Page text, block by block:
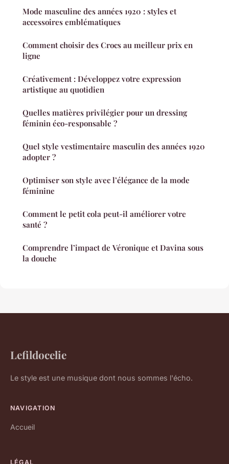
Mode masculine des années 1920 : styles et
accessoires emblématiques
Comment choisir des Crocs au meilleur prix en
ligne
Créativement : Développez votre expression
artistique au quotidien
Quelles matières privilégier pour un dressing
féminin éco-responsable ?
Quel style vestimentaire masculin des années 1920
adopter ?
Optimiser son style avec l’élégance de la mode
féminine
Comment le petit cola peut-il améliorer votre
santé ?
Comprendre l’impact de Véronique et Davina sous
la douche
Lefildocelie
Le style est une musique dont nous sommes l'écho.
NAVIGATION
Accueil
LÉGAL